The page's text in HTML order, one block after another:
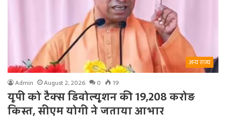
अन्य राज्य
Admin August 2, 2026 0 19
यूपी को टैक्स डिवोल्यूशन की 19,208 करोड़
किस्त, सीएम योगी ने जताया आभार